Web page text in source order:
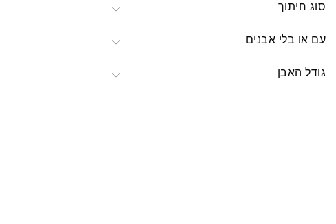
סוג חיתוך
עם או בלי אבנים
גודל האבן